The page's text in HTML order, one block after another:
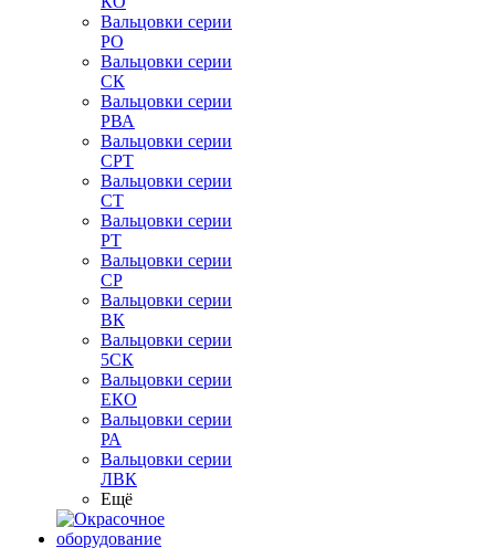
Вальцовки серии
РО
Вальцовки серии
СК
Вальцовки серии
РВА
Вальцовки серии
СРТ
Вальцовки серии
СТ
Вальцовки серии
РТ
Вальцовки серии
СР
Вальцовки серии
ВК
Вальцовки серии
5СК
Вальцовки серии
ЕКО
Вальцовки серии
РА
Вальцовки серии
ЛВК
Ещё